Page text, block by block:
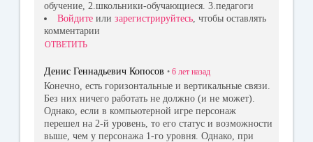
обучение, 2.школьники-обучающиеся. 3.педагоги
Войдите или зарегистрируйтесь, чтобы оставлять
комментарии
ОТВЕТИТЬ
Денис Геннадьевич Копосов • 6 лет назад
Конечно, есть горизонтальные и вертикальные связи.
Без них ничего работать не должно (и не может).
Однако, если в компьютерной игре персонаж
перешел на 2-й уровень, то его статус и возможности
выше, чем у персонажа 1-го уровня. Однако, при